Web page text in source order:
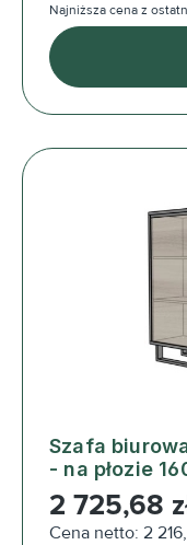
Najniższa cena z
Szafa
- na płozie
Cena regularna:
2 725,68
Cena netto: 2